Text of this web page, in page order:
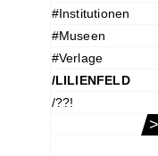
#Institutionen
#Museen
#Verlage
/LILIENFELD
/??!